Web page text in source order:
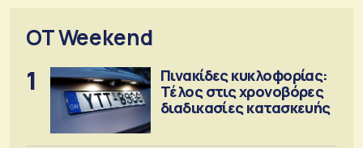
OT Weekend
1
Πινακίδες κυκλοφορίας:
Τέλος στις χρονοβόρες
διαδικασίες κατασκευής